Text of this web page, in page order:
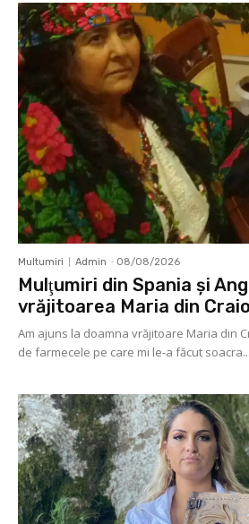
Multumiri Admin - 08/08/2026
Mulţumiri din Spania şi
vrăjitoarea Maria din
Am ajuns la doamna vrăjitoare Maria din
de farmecele pe care mi le-a făcut soacra...